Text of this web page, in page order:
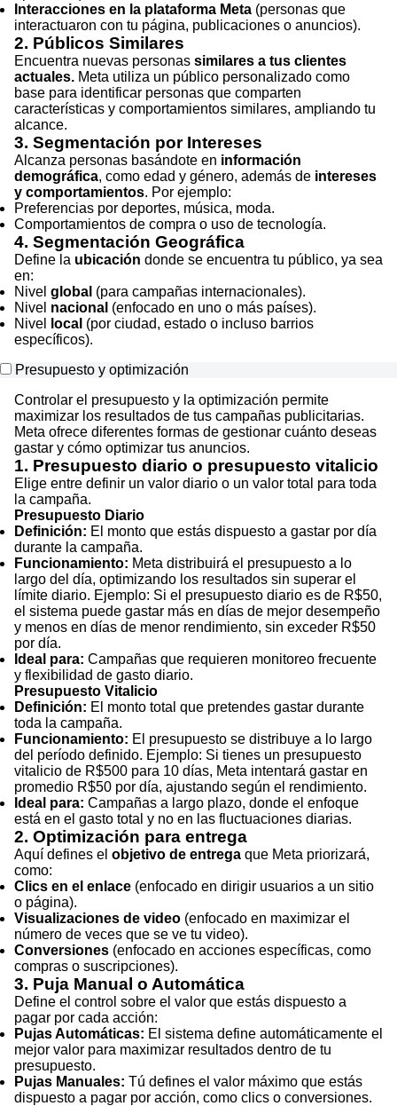
Interacciones en la plataforma Meta (personas que
interactuaron con tu página, publicaciones o anuncios).
2. Públicos Similares
Encuentra nuevas personas similares a tus clientes
actuales. Meta utiliza un público personalizado como
base para identificar personas que comparten
características y comportamientos similares, ampliando tu
alcance.
3. Segmentación por Intereses
Alcanza personas basándote en información
demográfica, como edad y género, además de intereses
y comportamientos. Por ejemplo:
Preferencias por deportes, música, moda.
Comportamientos de compra o uso de tecnología.
4. Segmentación Geográfica
Define la ubicación donde se encuentra tu público, ya sea
en:
Nivel global (para campañas internacionales).
Nivel nacional (enfocado en uno o más países).
Nivel
local (por ciudad, estado o incluso barrios
específicos).
Presupuesto y optimización
Controlar el presupuesto y la optimización permite
maximizar los resultados de tus campañas publicitarias.
Meta ofrece diferentes formas de gestionar cuánto deseas
gastar y cómo optimizar tus anuncios.
1. Presupuesto diario o presupuesto vitalicio
Elige entre definir un valor diario o un valor total para toda
la campaña.
Presupuesto Diario
Definición: El monto que estás dispuesto a gastar por día
durante la campaña.
Funcionamiento: Meta distribuirá el presupuesto a lo
largo del día, optimizando los resultados sin superar el
límite diario. Ejemplo: Si el presupuesto diario es de R$50,
el sistema puede gastar más en días de mejor desempeño
y menos en días de menor rendimiento, sin exceder R$50
por día.
Ideal para: Campañas que requieren monitoreo frecuente
y flexibilidad de gasto diario.
Presupuesto Vitalicio
Definición: El monto total que pretendes gastar durante
toda la campaña.
Funcionamiento: El presupuesto se distribuye a lo largo
del período definido. Ejemplo: Si tienes un presupuesto
vitalicio de R$500 para 10 días, Meta intentará gastar en
promedio R$50 por día, ajustando según el rendimiento.
Ideal para: Campañas a largo plazo, donde el enfoque
está en el gasto total y no en las fluctuaciones diarias.
2. Optimización para entrega
Aquí defines el objetivo de entrega que Meta priorizará,
como:
Clics en el enlace (enfocado en dirigir usuarios a un sitio
o página).
Visualizaciones de video (enfocado en maximizar el
número de veces que se ve tu video).
Conversiones (enfocado en acciones específicas, como
compras o suscripciones).
3. Puja Manual o Automática
Define el control sobre el valor que estás dispuesto a
pagar por cada acción:
Pujas Automáticas: El sistema define automáticamente el
mejor valor para maximizar resultados dentro de tu
presupuesto.
Pujas Manuales: Tú defines el valor máximo que estás
dispuesto a pagar por acción, como clics o conversiones.